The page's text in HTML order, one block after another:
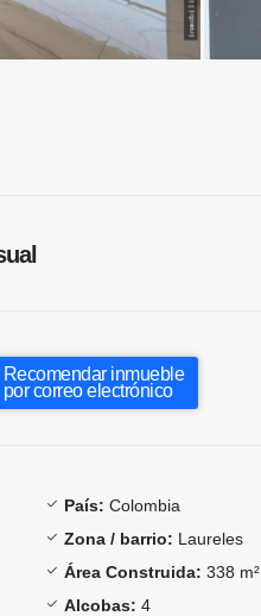
Recomendar inmueble
por correo electrónico
País: Colombia
Zona / barrio: Laureles
Área Construida: 338 m²
Alcobas: 4